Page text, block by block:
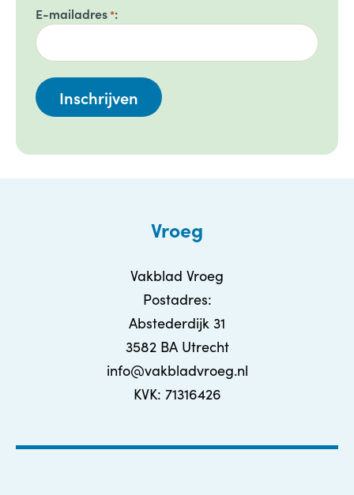
E-mailadres*
Vroeg
Vakblad Vroeg
Postadres:
Abstederdijk 31
3582 BA Utrecht
info@vakbladvroeg.nl
KVK: 71316426